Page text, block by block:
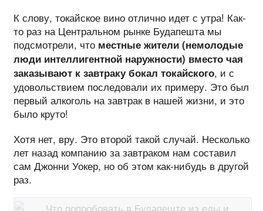
К слову, токайское вино отлично идет с утра! Как-
то раз на Центральном рынке Будапешта мы
подсмотрели, что местные жители (немолодые
люди интеллигентной наружности) вместо чая
заказывают к завтраку бокал токайского, и с
удовольствием последовали их примеру. Это был
первый алкоголь на завтрак в нашей жизни, и это
было круто!
Хотя нет, вру. Это второй такой случай. Несколько
лет назад компанию за завтраком нам составил
сам Джонни Уокер, но об этом как-нибудь в другой
раз.